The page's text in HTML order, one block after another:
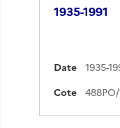
1935-1991
Date
1935-
Cote